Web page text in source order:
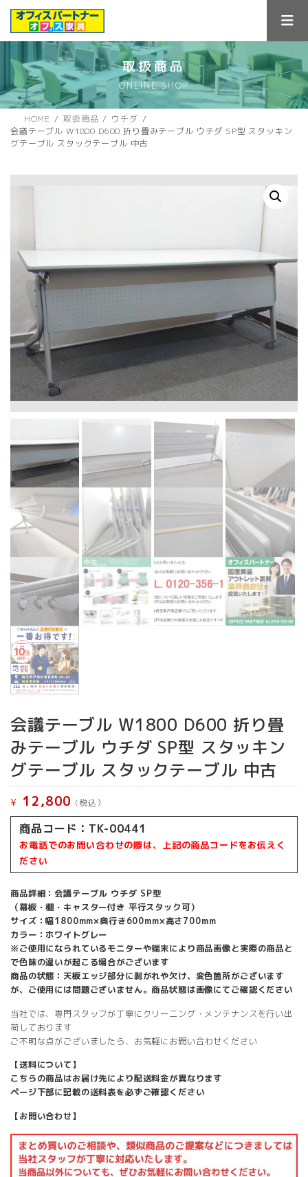
ス
キ
ン
に
取扱商品
ONLINE SHOP
HOME 取扱商品
ウチダ
会議テーブル W1800 D600 折り畳みテーブル ウチダ SP型 スタッキン
グテーブル スタックテーブル 中古
会議テーブル W1800 D600 折り畳
みテーブル ウチダ SP型 スタッキン
グテーブル スタックテーブル 中古
¥ 12,800 (税込）
商品コード：TK-00441
お電話でのお問い合わせの際は、上記の商品コードをお伝えく
ださい
商品詳細：会議テーブル ウチダ SP型
（幕板・棚・キャスター付き 平行スタック可）
サイズ：幅1800mm×奥行き600mm×高さ700mm
カラー：ホワイトグレー
※ご使用になられているモニターや端末により商品画像と実際の商品と
で色味の違いが起こる場合がございます
商品の状態：天板エッジ部分に剥がれや欠け、変色箇所がございます
が、ご使用には問題ございません。商品状態は画像にてご確認ください
当社では、専門スタッフが丁寧にクリーニング・メンテナンスを行い出
荷しております
ご不明な点がございましたら、お気軽にお問い合わせください
【送料について】
こちらの商品はお届け先により配送料金が異なります
ページ下部に記載の送料表を必ずご確認ください
【お問い合わせ】